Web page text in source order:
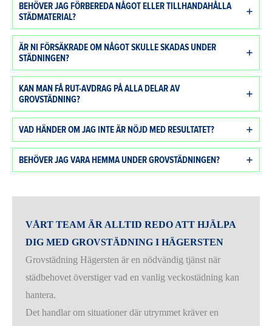
BEHÖVER JAG FÖRBEREDA NÅGOT ELLER TILLHANDAHÅLLA
STÄDMATERIAL?
ÄR NI FÖRSÄKRADE OM NÅGOT SKULLE SKADAS UNDER
STÄDNINGEN?
KAN MAN FÅ RUT-AVDRAG PÅ ALLA DELAR AV
GROVSTÄDNING?
VAD HÄNDER OM JAG INTE ÄR NÖJD MED RESULTATET?
BEHÖVER JAG VARA HEMMA UNDER GROVSTÄDNINGEN?
VÅRT TEAM ÄR ALLTID REDO ATT HJÄLPA
DIG MED GROVSTÄDNING I HÄGERSTEN
Grovstädning Hägersten är en nödvändig tjänst när
städbehovet överstiger vad en vanlig veckostädning kan
hantera.
Det handlar om situationer där utrymmet kräver en